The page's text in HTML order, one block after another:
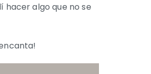
hacer algo que no se